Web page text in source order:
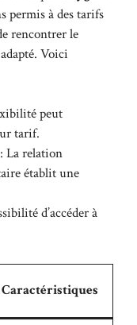
permis à des tarifs
rencontrer le
Voici
peut
tarif.
: La relation
établit une
d’accéder à
Caractéristiques